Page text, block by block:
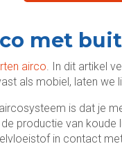
met
airco. In dit artikel
als mobiel, laten we
is dat je
productie van
in contact